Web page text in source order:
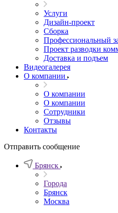
Услуги
Дизайн-проект
Сборка
Профессиональный
Проект разводки
Доставка и подъем
Видеогалерея
О компании
О компании
О компании
Сотрудники
Отзывы
Контакты
Отправить сообщение
Брянск
Города
Брянск
Москва